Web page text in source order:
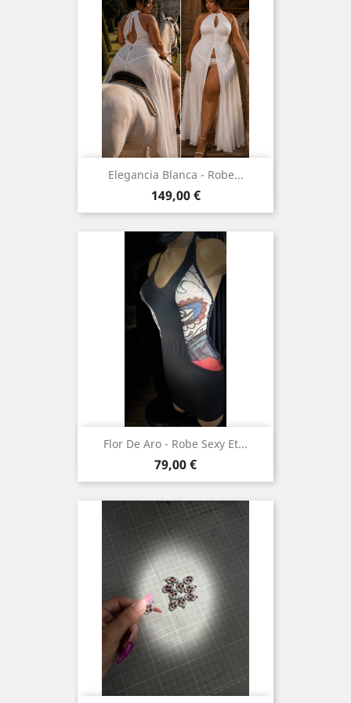
Elegancia Blanca - Robe...
Prix
149,00 €
Flor De Aro - Robe Sexy Et...
Prix
79,00 €